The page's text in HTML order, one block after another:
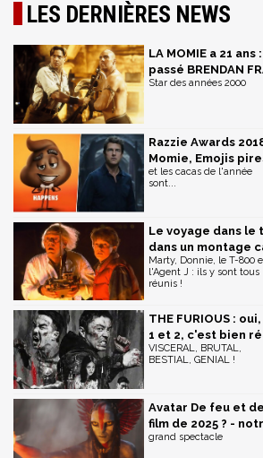
LES DERNIÈRES NEWS
LA MOMIE a 21
passé BRENDAN
Star des années 2000
Razzie Awards
Momie, Emojis
et les cacas de l'année
sont...
Le voyage dans le
dans un montage
Marty, Donnie, le T-800
l'Agent J : ils y sont tous
réunis !
THE FURIOUS :
1 et 2, c'est bien
VISCERAL, BRUTAL,
BESTIAL, GENIAL !
Avatar De feu et
film de 2025 ? -
grand spectacle